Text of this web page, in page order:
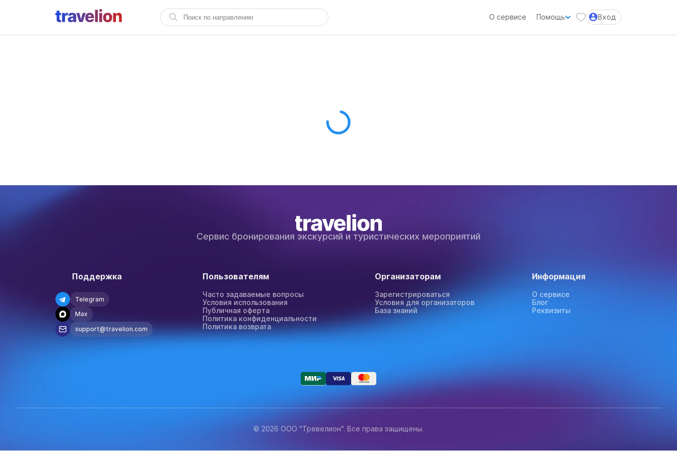
О сервисе Помощь Вход
Сервис бронирования экскурсий и туристических мероприятий
Поддержка
Telegram
Max
support@travelion.com
Пользователям
Часто задаваемые вопросы
Условия использования
Публичная оферта
Политика конфиденциальности
Политика возврата
Организаторам
Зарегистрироваться
Условия для организаторов
База знаний
Информация
О сервисе
Блог
Реквизиты
© 2026 ООО "Тревелион". Все права защищены.